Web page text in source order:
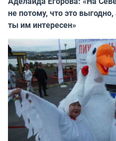
не потому, что это
ты им интересен»